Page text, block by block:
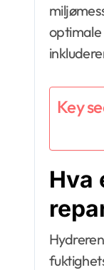
optimale
Key
Hva